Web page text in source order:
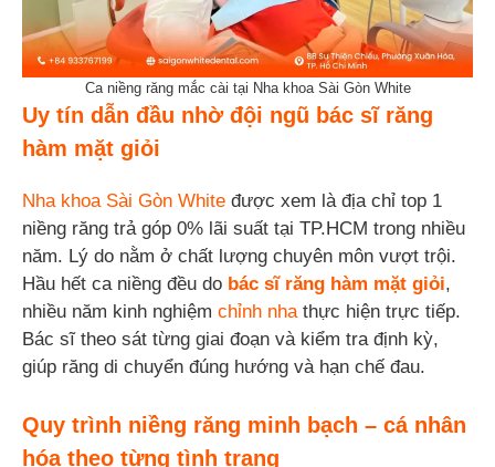
Ca niềng răng mắc cài tại Nha khoa Sài Gòn White
Uy tín dẫn đầu nhờ đội ngũ bác sĩ răng
hàm mặt giỏi
Nha khoa Sài Gòn White được xem là địa chỉ top 1
niềng răng trả góp 0% lãi suất tại TP.HCM trong nhiều
năm. Lý do nằm ở chất lượng chuyên môn vượt trội.
Hầu hết ca niềng đều do bác sĩ răng hàm mặt giỏi,
nhiều năm kinh nghiệm chỉnh nha thực hiện trực tiếp.
Bác sĩ theo sát từng giai đoạn và kiểm tra định kỳ,
giúp răng di chuyển đúng hướng và hạn chế đau.
Quy trình niềng răng minh bạch – cá nhân
hóa theo từng tình trạng